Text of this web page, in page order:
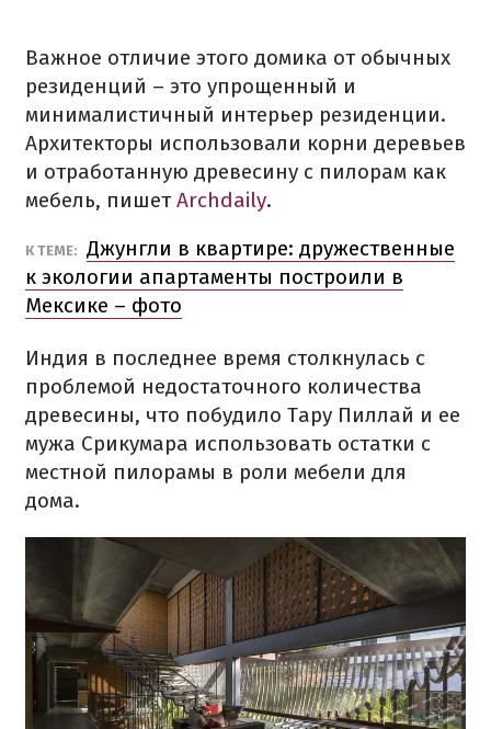
Важное отличие этого домика от обычных
резиденций – это упрощенный и
минималистичный интерьер резиденции.
Архитекторы использовали корни деревьев
и отработанную древесину с пилорам как
мебель, пишетArchdaily.
К ТЕМЕ: Джунгли в квартире: дружественные
к экологии апартаменты построили в
Мексике – фото
Индия в последнее время столкнулась с
проблемой недостаточного количества
древесины, что побудило Тару Пиллай и ее
мужа Срикумара использовать остатки с
местной пилорамы в роли мебели для
дома.